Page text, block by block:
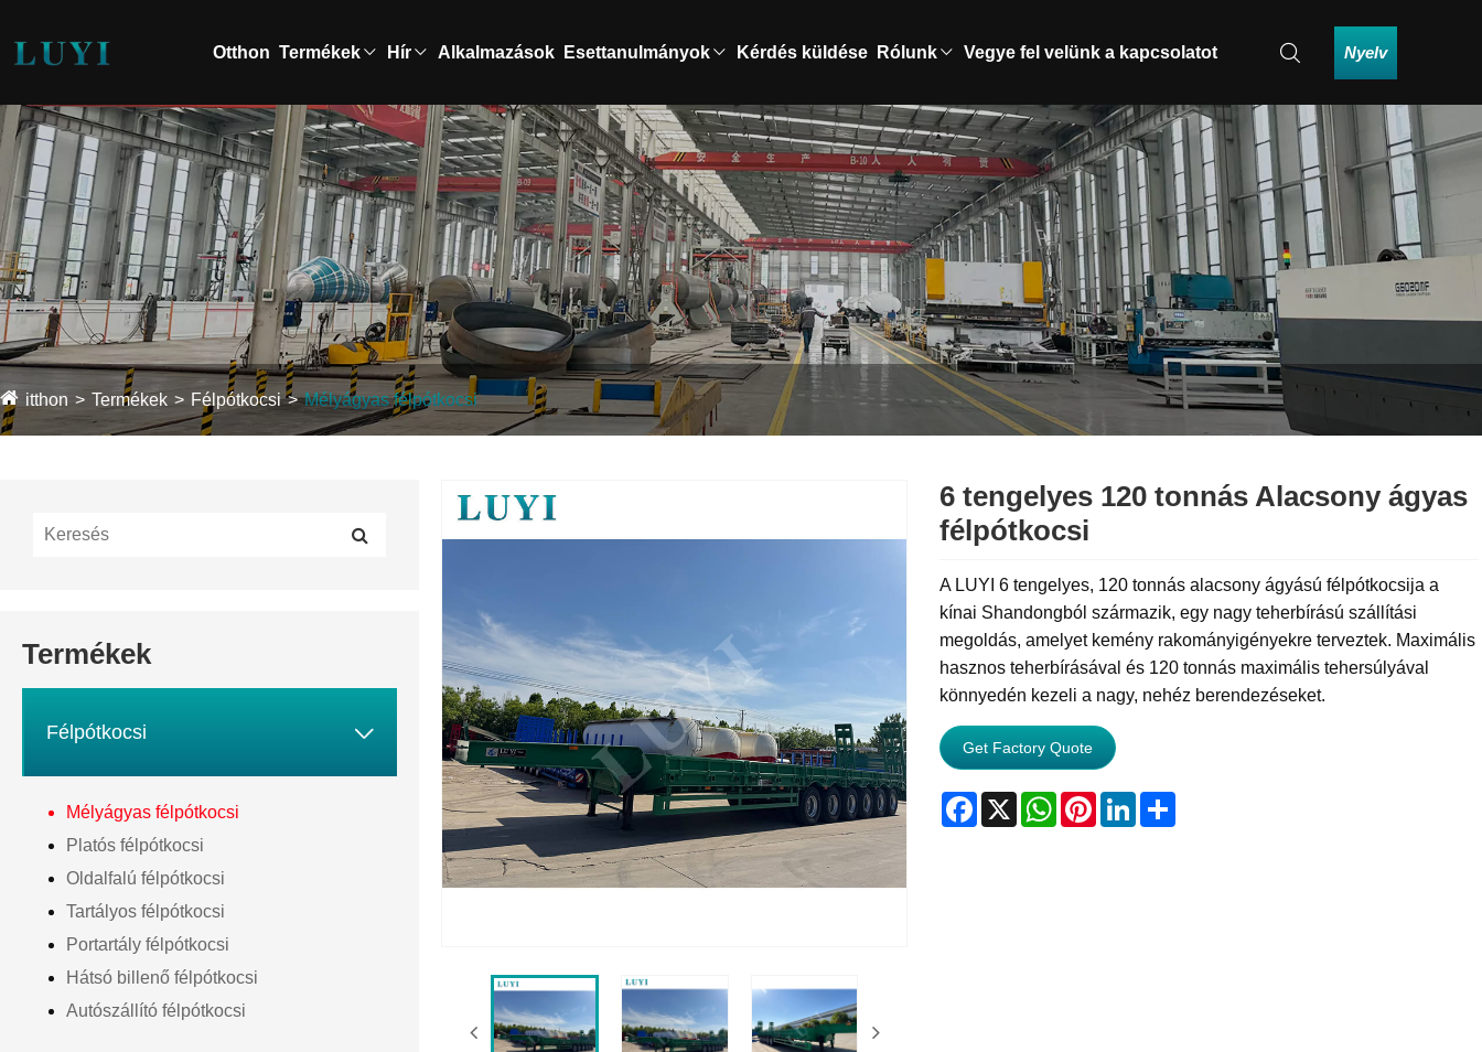
Otthon Termékek Hír Alkalmazások Esettanulmányok Kérdés küldése Rólunk Vegye fel velünk a kapcsolatot Nyelv
itthon Termékek Félpótkocsi Mélyágyas félpótkocsi
Termékek
Félpótkocsi 
Mélyágyas félpótkocsi
Platós félpótkocsi
Oldalfalú félpótkocsi
Tartályos félpótkocsi
Portartály félpótkocsi
Hátsó billenő félpótkocsi
Autószállító félpótkocsi
6 tengelyes 120 tonnás Alacsony ágyas
félpótkocsi
A LUYI 6 tengelyes, 120 tonnás alacsony ágyású félpótkocsija a
kínai Shandongból származik, egy nagy teherbírású szállítási
megoldás, amelyet kemény rakományigényekre terveztek. Maximális
hasznos teherbírásával és 120 tonnás maximális tehersúlyával
könnyedén kezeli a nagy, nehéz berendezéseket.
Get Factory Quote
Facebook
X WhatsApp
PinterestLinkedInShare